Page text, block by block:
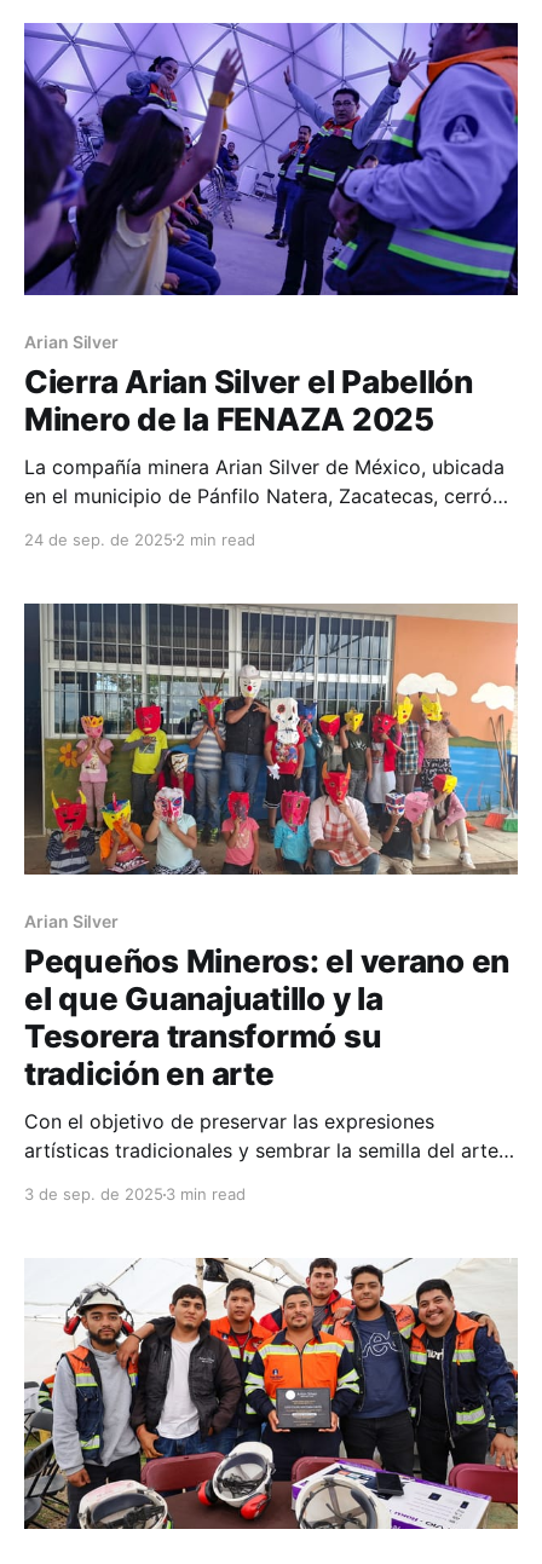
Arian Silver
Cierra Arian Silver el Pabellón
Minero de la FENAZA 2025
La compañía minera Arian Silver de México, ubicada
en el municipio de Pánfilo Natera, Zacatecas, cerró
Pabellón Minero de la Feria Nacional de Zacatecas
de Arian Silver se enfocó en acercar la minería
24 de sep. de 2025 2 min read
Arian Silver
Pequeños Mineros: el verano en
el que Guanajuatillo y la
Tesorera transformó su
tradición en arte
Con el objetivo de preservar las expresiones
artísticas tradicionales y sembrar la semilla del arte
Guanajuatillo y la Tesorera, en el municipio de Pánfilo
invaluable a través del curso de verano “Pequeños
Mineros”, el cual concluyó satisfactoriamente
3 de sep. de 2025 3 min read